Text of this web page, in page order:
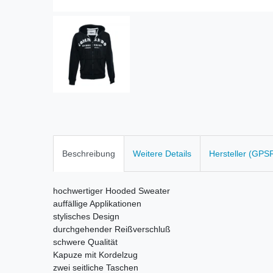
Beschreibung Weitere Details Hersteller
hochwertiger Hooded Sweater
auffällige Applikationen
stylisches Design
durchgehender Reißverschluß
schwere Qualität
Kapuze mit Kordelzug
zwei seitliche Taschen